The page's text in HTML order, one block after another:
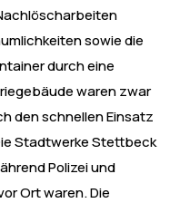
sowie die
durch eine
waren zwar
den schnellen Einsatz
Stadtwerke Stettbeck
Polizei und
Ort waren. Die